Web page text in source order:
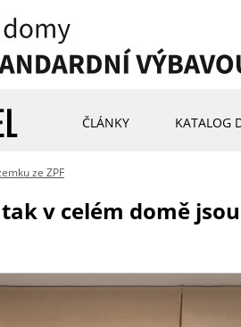
ČLÁNKY KATALOG
ze ZPF
v celém domě